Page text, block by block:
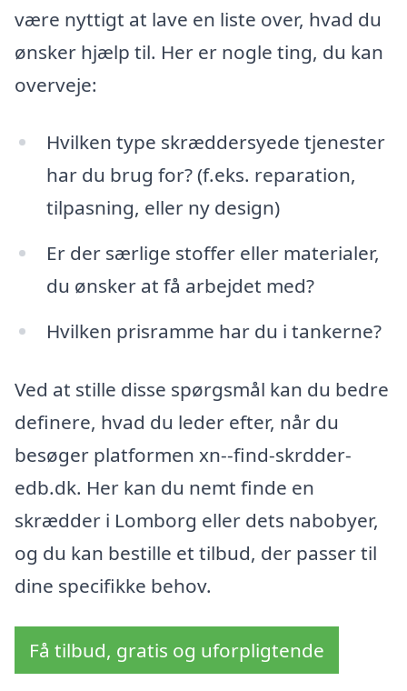
være nyttigt at lave en liste over, hvad du
ønsker hjælp til. Her er nogle ting, du kan
overveje:
Hvilken type skræddersyede tjenester
har du brug for? (f.eks. reparation,
tilpasning, eller ny design)
Er der særlige stoffer eller materialer,
du ønsker at få arbejdet med?
Hvilken prisramme har du i tankerne?
Ved at stille disse spørgsmål kan du bedre
definere, hvad du leder efter, når du
besøger platformen xn--find-skrdder-
edb.dk. Her kan du nemt finde en
skrædder i Lomborg eller dets nabobyer,
og du kan bestille et tilbud, der passer til
dine specifikke behov.
Få tilbud, gratis og uforpligtende